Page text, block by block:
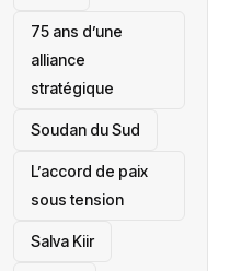
75 ans d’une
alliance
stratégique
‎Soudan du Sud
L’accord de paix
sous tension
Salva Kiir